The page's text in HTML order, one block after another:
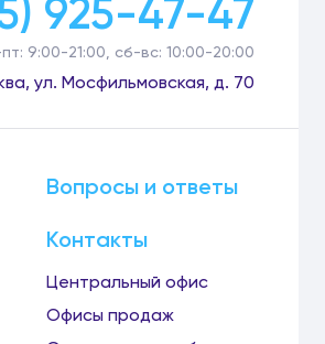
925-47-47
9:00-21:00, сб-вс: 10:00-20:00
ул. Мосфильмовская, д. 70
Вопросы и ответы
Контакты
Центральный офис
Офисы продаж